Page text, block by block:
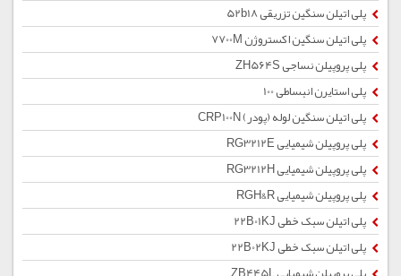
پلی اتیلن سنگین تزریقی 52b18
پلی اتیلن سنگین اکستروژن 7700M
پلی پروپیلن نساجی ZH564S
پلی استایرن انبساطی 100
پلی اتیلن سنگین لوله (پودر) CRP100N
پلی پروپیلن شیمیایی RG3212E
پلی پروپیلن شیمیایی RG3212H
پلی پروپیلن شیمیایی RGH&R
پلی اتیلن سبک خطی 22B01KJ
پلی اتیلن سبک خطی 22B02KJ